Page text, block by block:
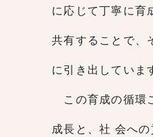
に応じて丁寧に育
共有することで、
に引き出していま
この育成の循環
成長と、社 会へ